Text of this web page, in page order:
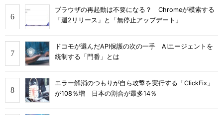
ブラウザの再起動は不要になる？ Chromeが模索する
「週2リリース」と「無停止アップデート」
ドコモが選んだAPI保護の次の一手 AIエージェントを
統制する「門番」とは
エラー解消のつもりが自ら攻撃を実行する「ClickFix」
が108％増 日本の割合が最多14％